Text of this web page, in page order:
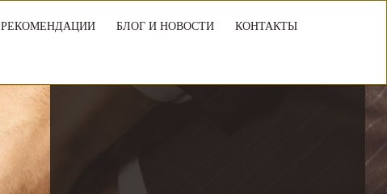
РЕКОМЕНДАЦИИ БЛОГ И НОВОСТИ КОНТАКТЫ